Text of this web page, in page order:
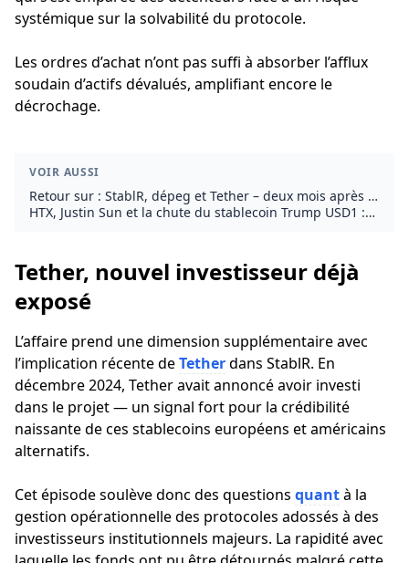
systémique sur la solvabilité du protocole.
Les ordres d’achat n’ont pas suffi à absorber l’afflux
soudain d’actifs dévalués, amplifiant encore le
décrochage.
VOIR AUSSI
Retour sur : StablR, dépeg et Tether – deux mois après le
choc
HTX, Justin Sun et la chute du stablecoin Trump USD1 :
Tether, nouvel investisseur déjà
exposé
L’affaire prend une dimension supplémentaire avec
l’implication récente deTetherdans StablR. En
décembre 2024, Tether avait annoncé avoir investi
dans le projet — un signal fort pour la crédibilité
naissante de ces stablecoins européens et américains
alternatifs.
Cet épisode soulève donc des questions quantà la
gestion opérationnelle des protocoles adossés à des
investisseurs institutionnels majeurs. La rapidité avec